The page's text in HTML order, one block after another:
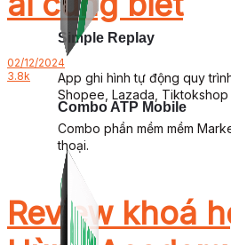
Combo ATP Mobile
Combo phần mềm mềm
thoại.
Simple Replay
App ghi hình tự động quy
Shopee, Lazada, Tiktokshop
02/12/2024
3.8k
Review khoá